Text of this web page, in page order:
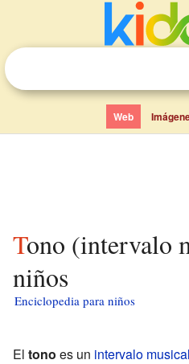
Web
Tono (intervalo musical) para
niños
Enciclopedia para niños
El tono es un intervalo musical